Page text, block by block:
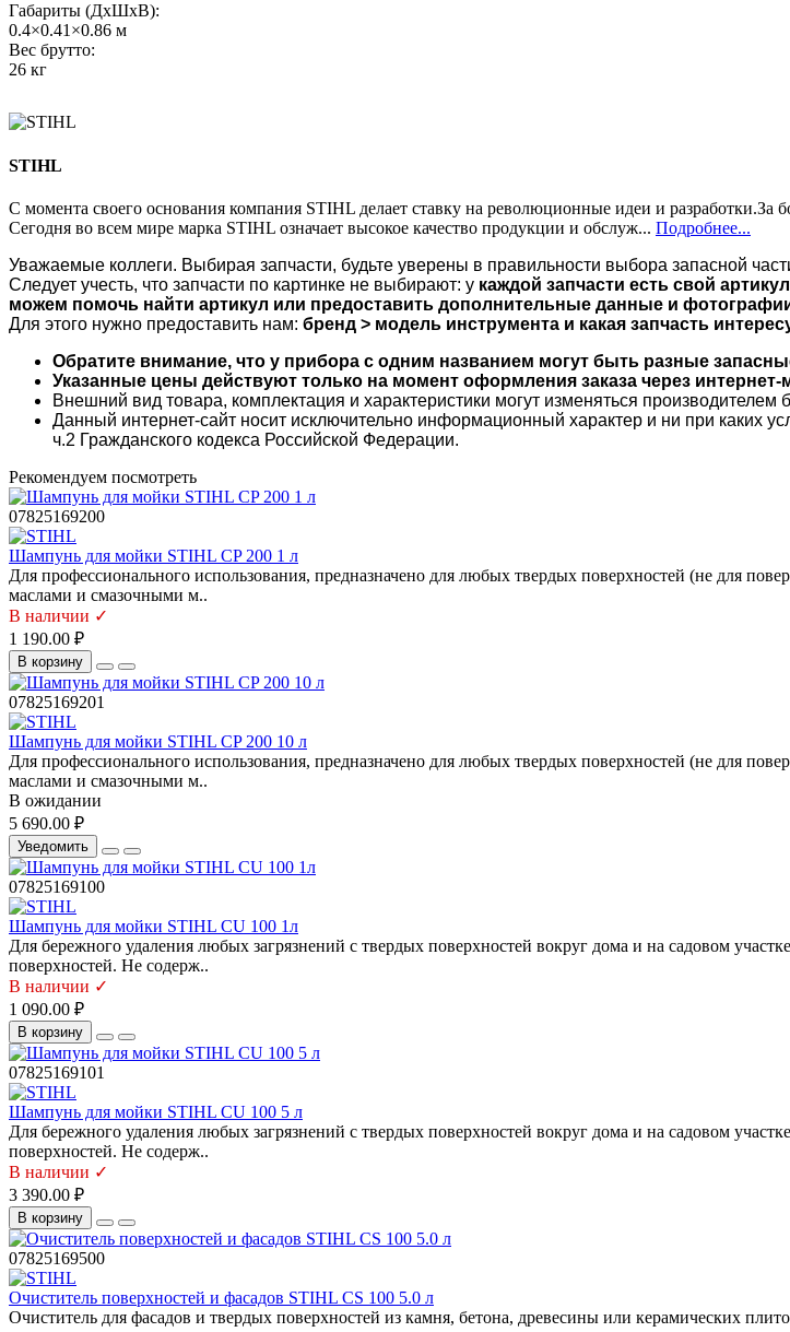
Габариты (ДхШхВ):
0.4×0.41×0.86 м
Вес брутто:
26 кг
STIHL
C момента своего основания компания STIHL делает ставку на революционные идеи и
Сегодня во всем мире марка STIHL означает высокое качество продукции и обслуж... Подробнее...
Уважаемые коллеги. Выбирая запчасти, будьте уверены в правильности выбора запасной
Следует учесть, что запчасти по картинке не выбирают: у каждой запчасти есть свой артикул
можем помочь найти артикул или предоставить дополнительные данные и
Для этого нужно предоставить нам: бренд > модель инструмента и какая запчасть
Обратите внимание, что у прибора с одним названием могут быть разные
Указанные цены действуют только на момент оформления заказа через интернет-
Внешний вид товара, комплектация и характеристики могут изменяться
Данный интернет-сайт носит исключительно информационный характер и ни при каких
ч.2 Гражданского кодекса Российской Федерации.
Рекомендуем посмотреть
07825169200
Шампунь для мойки STIHL CP 200 1 л
Для профессионального использования, предназначено для любых твердых поверхностей (не для
маслами и смазочными м..
В наличии ✓
1 190.00 ₽
В корзину
07825169201
Шампунь для мойки STIHL CP 200 10 л
Для профессионального использования, предназначено для любых твердых поверхностей (не для
маслами и смазочными м..
В ожидании
5 690.00 ₽
Уведомить
07825169100
Шампунь для мойки STIHL CU 100 1л
Для бережного удаления любых загрязнений с твердых поверхностей вокруг дома и на садовом
поверхностей. Не содерж..
В наличии ✓
1 090.00 ₽
В корзину
07825169101
Шампунь для мойки STIHL CU 100 5 л
Для бережного удаления любых загрязнений с твердых поверхностей вокруг дома и на садовом
поверхностей. Не содерж..
В наличии ✓
3 390.00 ₽
В корзину
07825169500
Очиститель поверхностей и фасадов STIHL CS 100 5.0 л
Очиститель для фасадов и твердых поверхностей из камня, бетона, древесины или керамических